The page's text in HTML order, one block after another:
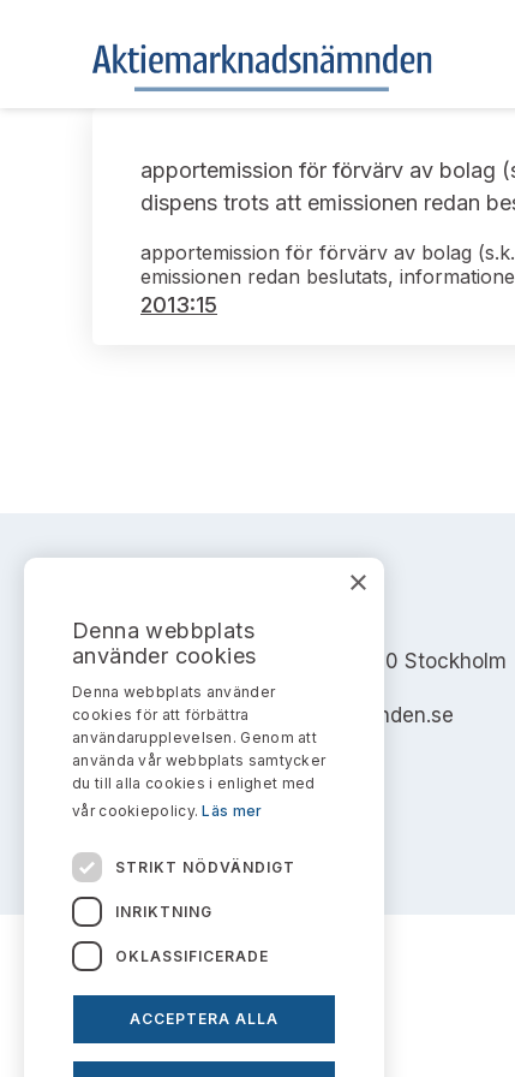
apportemission för förvärv av bolag
dispens trots att emissionen redan
apportemission för förvärv av bolag
emissionen redan beslutats,
2013:15
Address: Box 7354, 103 90 Stockholm
info@aktiemarknadsnamnden.se
×
Denna webbplats
använder cookies
Denna webbplats använder
cookies för att förbättra
användarupplevelsen. Genom att
använda vår webbplats samtycker
du till alla cookies i enlighet med
vår cookiepolicy.Läs mer
STRIKT NÖDVÄNDIGT
INRIKTNING
OKLASSIFICERADE
ACCEPTERA ALLA